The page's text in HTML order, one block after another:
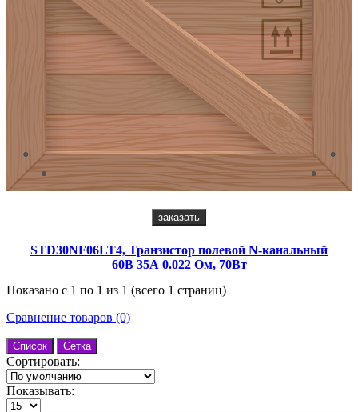
заказать
STD30NF06LT4, Транзистор полевой N-канальный
60В 35А 0.022 Ом, 70Вт
Показано с 1 по 1 из 1 (всего 1 страниц)
Сравнение товаров (0)
Список Сетка
Сортировать:
Показывать: